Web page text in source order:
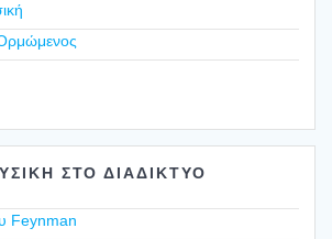
ΣΤΟ ΔΙΑΔΙΚΤΥΟ
Feynman